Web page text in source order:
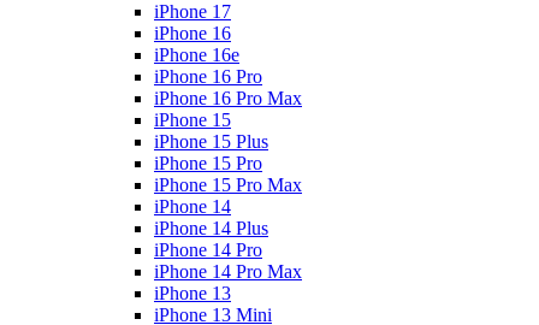
iPhone 17
iPhone 16
iPhone 16e
iPhone 16 Pro
iPhone 16 Pro Max
iPhone 15
iPhone 15 Plus
iPhone 15 Pro
iPhone 15 Pro Max
iPhone 14
iPhone 14 Plus
iPhone 14 Pro
iPhone 14 Pro Max
iPhone 13
iPhone 13 Mini